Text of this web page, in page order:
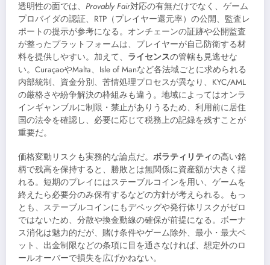
透明性の面では、 Provably Fair対応の有無だけでなく、ゲーム
プロバイダの認証、RTP（プレイヤー還元率）の公開、監査レ
ポートの提示が参考になる。オンチェーンの証跡や公開監査
が整ったプラットフォームは、プレイヤーが自己防衛する材
料を提供しやすい。加えて、 ライセンスの管轄も見逃せな
い。CuraçaoやMalta、Isle of Manなど各法域ごとに求められる
内部統制、資金分別、苦情処理プロセスが異なり、KYC/AML
の厳格さや紛争解決の枠組みも違う。地域によってはオンラ
インギャンブルに制限・禁止がありうるため、利用前に居住
国の法令を確認し、必要に応じて税務上の記録を残すことが
重要だ。
価格変動リスクも実務的な論点だ。 ボラティリティの高い銘
柄で残高を保持すると、勝敗とは無関係に資産額が大きく揺
れる。短期のプレイにはステーブルコインを用い、ゲームを
終えたら必要分のみ保有するなどの方針が考えられる。もっ
とも、ステーブルコインにもデペッグや発行体リスクがゼロ
ではないため、分散や換金動線の確保が前提になる。ボーナ
ス消化は魅力的だが、賭け条件やゲーム除外、最小・最大ベ
ット、出金制限などの条項に目を通さなければ、想定外のロ
ールオーバーで損失を広げかねない。